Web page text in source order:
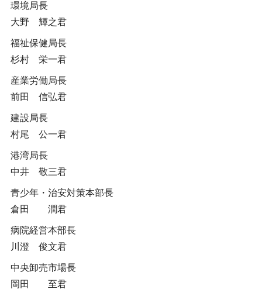
環境局長
大野 輝之君
福祉保健局長
杉村 栄一君
産業労働局長
前田 信弘君
建設局長
村尾 公一君
港湾局長
中井 敬三君
青少年・治安対策本部長
倉田 潤君
病院経営本部長
川澄 俊文君
中央卸売市場長
岡田 至君